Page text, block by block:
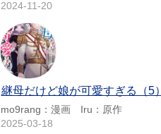
2024-11-20
継母だけど娘が可愛すぎる（5）
mo9rang：漫画 Iru：原作
2025-03-18